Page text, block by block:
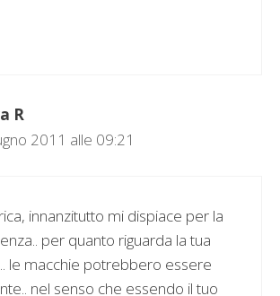
R
2011 alle 09:21
innanzitutto mi dispiace per la
per quanto riguarda la tua
le macchie potrebbero essere
nel senso che essendo il tuo